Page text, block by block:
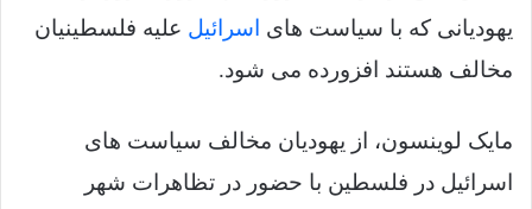
یهودیانی که با سیاست های اسرائیل علیه فلسطینیان
مخالف هستند افزورده می شود.
مایک لوینسون، از یهودیان مخالف سیاست های
اسرائیل در فلسطین با حضور در تظاهرات شهر